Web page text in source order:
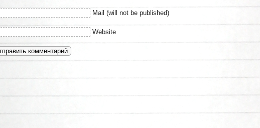
Mail (will not be published)
Website